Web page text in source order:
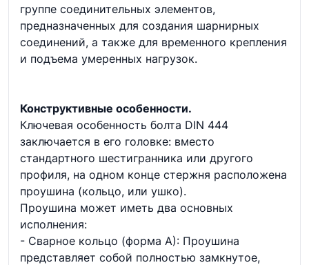
группе соединительных элементов,
предназначенных для создания шарнирных
соединений, а также для временного крепления
и подъема умеренных нагрузок.
Конструктивные особенности.
Ключевая особенность болта DIN 444
заключается в его головке: вместо
стандартного шестигранника или другого
профиля, на одном конце стержня расположена
проушина (кольцо, или ушко).
Проушина может иметь два основных
исполнения:
- Сварное кольцо (форма А): Проушина
представляет собой полностью замкнутое,